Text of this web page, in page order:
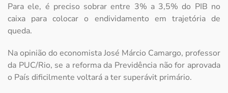
Para ele, é preciso sobrar entre 3% a 3,5% do PIB no
caixa para colocar o endividamento em trajetória de
queda.
Na opinião do economista José Márcio Camargo, professor
da PUC/Rio, se a reforma da Previdência não for aprovada
o País dificilmente voltará a ter superávit primário.